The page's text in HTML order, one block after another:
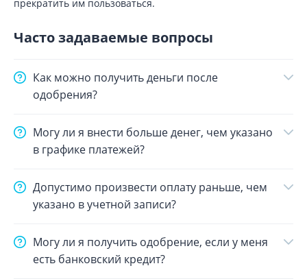
прекратить им пользоваться.
Часто задаваемые вопросы
Как можно получить деньги после
одобрения?
Могу ли я внести больше денег, чем указано
в графике платежей?
Допустимо произвести оплату раньше, чем
указано в учетной записи?
Могу ли я получить одобрение, если у меня
есть банковский кредит?